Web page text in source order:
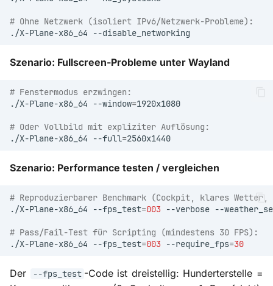
# Ohne Netzwerk (isoliert IPv6/Netzwerk-Probleme):
./X-Plane-x86_64
Szenario: Fullscreen-Probleme unter Wayland
# Fenstermodus erzwingen:
./X-Plane-x86_64
--window=
# Oder Vollbild mit expliziter Auflösung:
./X-Plane-x86_64
--full=
Szenario: Performance testen / vergleichen
# Reproduzierbarer Benchmark (Cockpit, klares
./X-Plane-x86_64
--fps_test=003 --verbose --
# Pass/Fail-Test für Scripting (mindestens 30 FPS):
./X-Plane-x86_64
--fps_test=003 --require_fps=30
Der --fps_test -Code ist dreistellig: Hunderterstelle =